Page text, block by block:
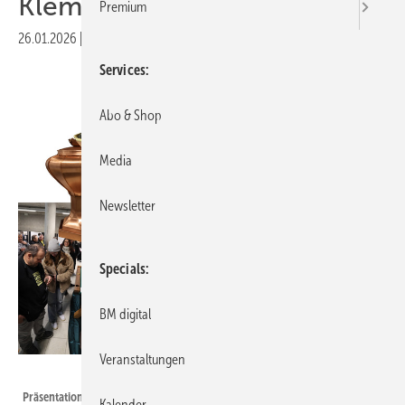
Klempnertechnik
26.01.2026
Präsentation der Meisterstücke im Januar 2026
Premium
Services
Abo & Shop
Media
Newsletter
Specials
BM digital
Veranstaltungen